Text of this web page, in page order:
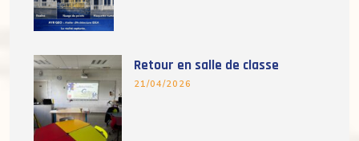
Retour en salle de classe
21/04/2026